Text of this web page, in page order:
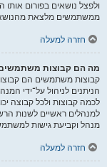
ולפצל נושאים בפורום
ממשתמשים מלצאת מהנושא
חזרה למעלה
מה הם קבוצות
קבוצות משתמשים הם
הניתנים לניהול על־ידי
לכמה קבוצות ולכל קבוצה
למנהלים ראשיים לשנות
מנהל וקביעת גישות
חזרה למעלה